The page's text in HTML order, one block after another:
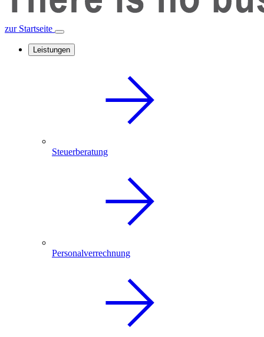
zur Startseite
Leistungen
Steuerberatung
Personalverrechnung